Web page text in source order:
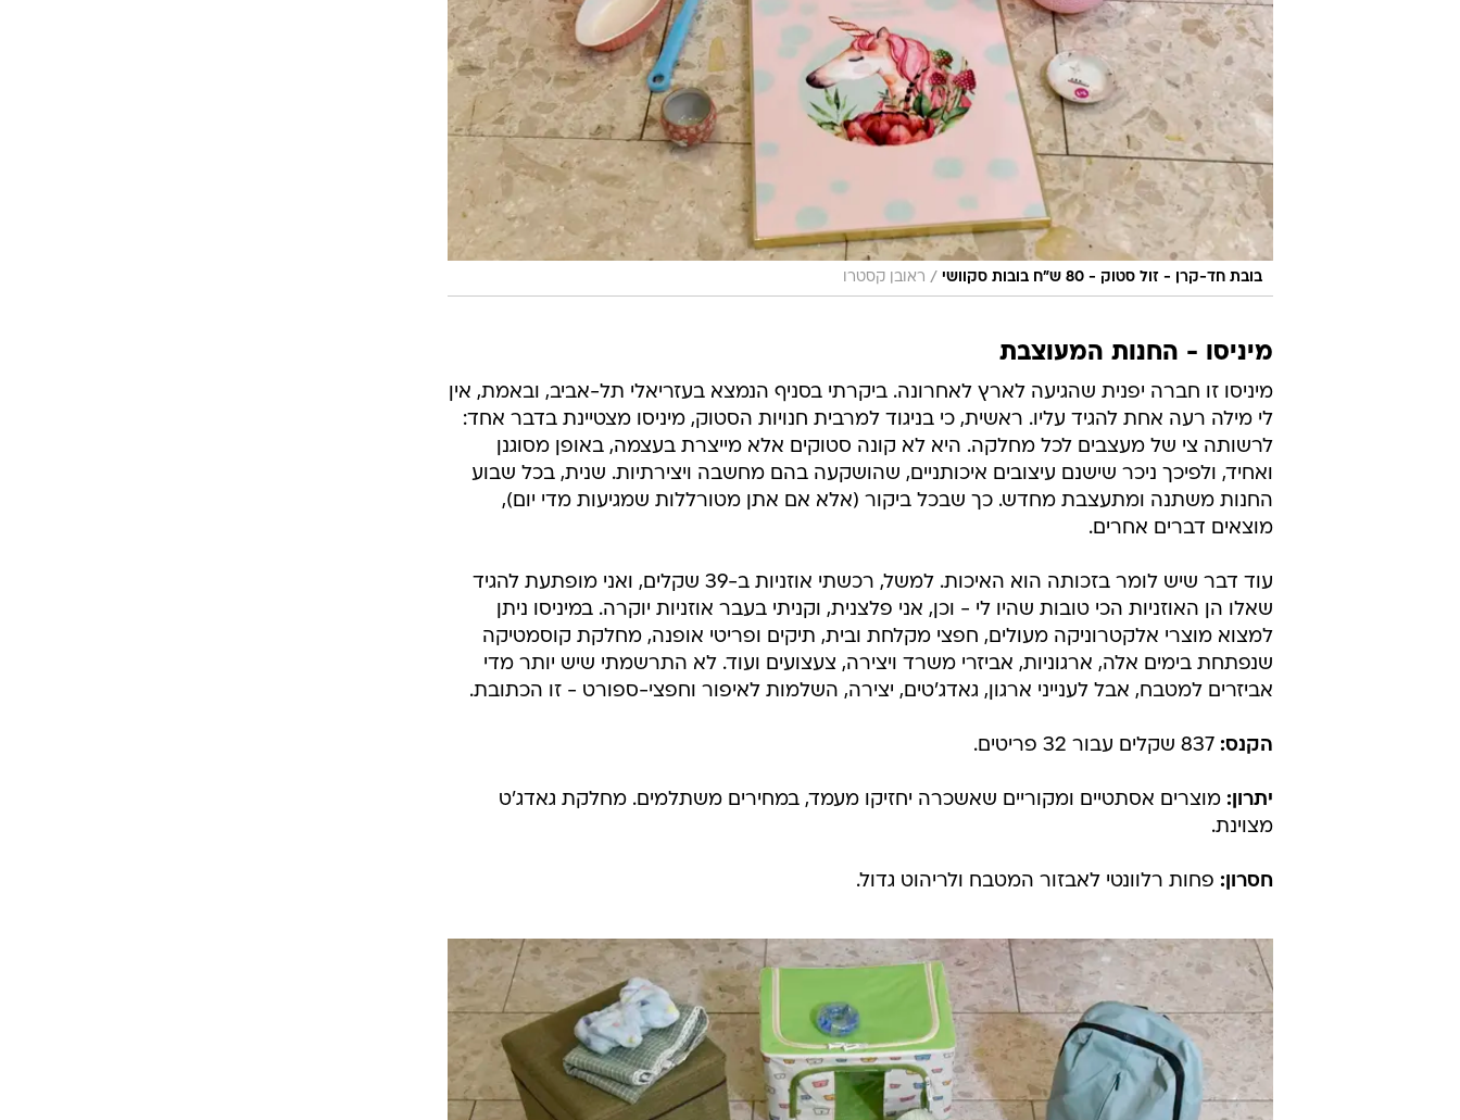
בובת חד-קרן - זול סטוק - 80 ש"ח בובות סקוושי / ראובן קסטרו
מיניסו - החנות המעוצבת
מיניסו זו חברה יפנית שהגיעה לארץ לאחרונה. ביקרתי בסניף הנמצא בעזריאלי תל-אביב, ובאמת, אין
לי מילה רעה אחת להגיד עליו. ראשית, כי בניגוד למרבית חנויות הסטוק, מיניסו מצטיינת בדבר אחד:
לרשותה צי של מעצבים לכל מחלקה. היא לא קונה סטוקים אלא מייצרת בעצמה, באופן מסוגנן
ואחיד, ולפיכך ניכר שישנם עיצובים איכותניים, שהושקעה בהם מחשבה ויצירתיות. שנית, בכל שבוע
החנות משתנה ומתעצבת מחדש. כך שבכל ביקור (אלא אם אתן מטורללות שמגיעות מדי יום),
מוצאים דברים אחרים.
עוד דבר שיש לומר בזכותה הוא האיכות. למשל, רכשתי אוזניות ב-39 שקלים, ואני מופתעת להגיד
שאלו הן האוזניות הכי טובות שהיו לי - וכן, אני פלצנית, וקניתי בעבר אוזניות יוקרה. במיניסו ניתן
למצוא מוצרי אלקטרוניקה מעולים, חפצי מקלחת ובית, תיקים ופריטי אופנה, מחלקת קוסמטיקה
שנפתחת בימים אלה, ארגוניות, אביזרי משרד ויצירה, צעצועים ועוד. לא התרשמתי שיש יותר מדי
אביזרים למטבח, אבל לענייני ארגון, גאדג'טים, יצירה, השלמות לאיפור וחפצי-ספורט - זו הכתובת.
הקנס:
יתרון: מוצרים אסתטיים ומקוריים שאשכרה יחזיקו מעמד, במחירים משתלמים. מחלקת גאדג'ט
מצוינת.
חסרון: פחות רלוונטי לאבזור המטבח ולריהוט גדול.